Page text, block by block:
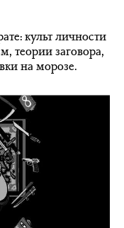
культ личности
теории заговора,
на морозе.